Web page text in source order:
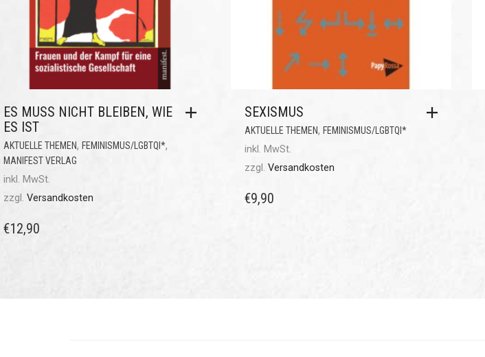
ES MUSS NICHT BLEIBEN, WIE
ES IST
AKTUELLE THEMEN, FEMINISMUS/LGBTQI*,
MANIFEST VERLAG
inkl. MwSt.
zzgl. Versandkosten
€12,90
SEXISMUS
AKTUELLE THEMEN, FEMINISMUS/LGBTQI*
inkl. MwSt.
zzgl. Versandkosten
€9,90